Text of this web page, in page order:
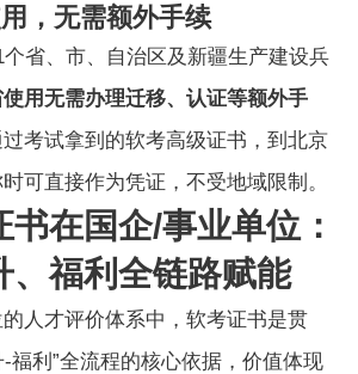
，无需额外手续
省、市、自治区及新疆生产建设兵
使用无需办理迁移、认证等额外手
考试拿到的软考高级证书，到北京
可直接作为凭证，不受地域限制。
在国企/事业单位：
、福利全链路赋能
人才评价体系中，软考证书是贯
福利”全流程的核心依据，价值体现